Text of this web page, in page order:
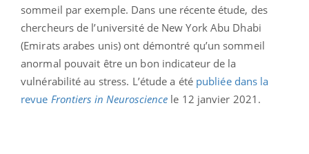
sommeil par exemple. Dans une récente étude, des
chercheurs de l’université de New York Abu Dhabi
(Emirats arabes unis) ont démontré qu’un sommeil
anormal pouvait être un bon indicateur de la
vulnérabilité au stress. L’étude a été publiée dans la
revue Frontiers in Neuroscience le 12 janvier 2021.